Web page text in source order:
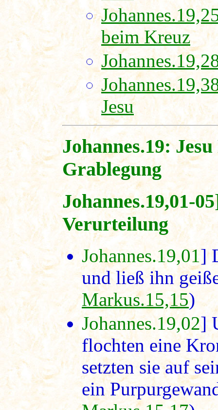
beim Kreuz
Jesu
Johannes.19:
Grablegung
Johannes.19,01-
Verurteilung
Johannes.19,01]
und ließ ihn
Markus.15,15)
Johannes.19,02]
flochten eine
setzten sie auf
ein